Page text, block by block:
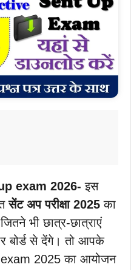
exam 2026- इस
सेंट अप परीक्षा 2025 का
भी छात्र-छात्राएं
बोर्ड से देंगे। तो आपके
2025 का आयोजन